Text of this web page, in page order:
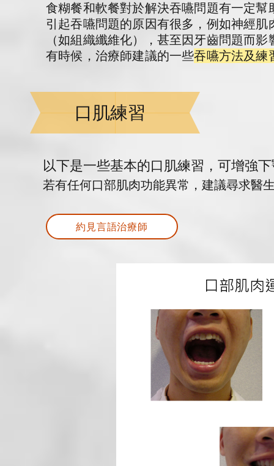
食糊餐和軟餐對於解決吞嚥問題有一定
引起吞嚥問題的原因有很多，例如神經
（如組織纖維化），甚至因牙齒問題而
有時候，治療師建議的一些吞嚥方法及練
口肌練習
以下是一些基本的口肌練習，可增強
若有任何口部肌肉功能異常，建議尋求醫
約見言語治療師